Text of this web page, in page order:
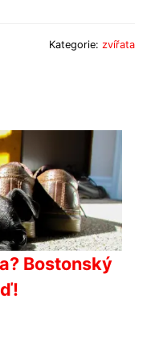
Kategorie: zvířata
Bostonský